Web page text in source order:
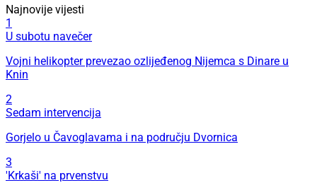
Najnovije vijesti
1
U subotu navečer
Vojni helikopter prevezao ozlijeđenog Nijemca s Dinare u
Knin
2
Sedam intervencija
Gorjelo u Čavoglavama i na području Dvornica
3
'Krkaši' na prvenstvu